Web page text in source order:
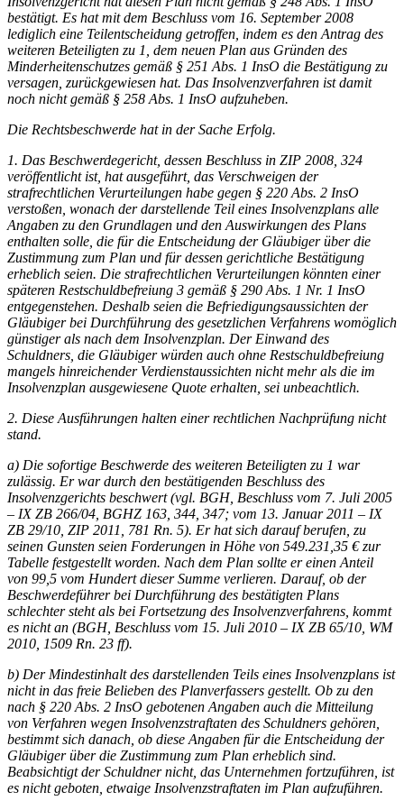
bestätigt. Es hat mit dem Beschluss vom 16. September 2008
lediglich eine Teilentscheidung getroffen, indem es den Antrag des
weiteren Beteiligten zu 1, dem neuen Plan aus Gründen des
Minderheitenschutzes gemäß § 251 Abs. 1 InsO die Bestätigung zu
versagen, zurückgewiesen hat. Das Insolvenzverfahren ist damit
noch nicht gemäß § 258 Abs. 1 InsO aufzuheben.
Die Rechtsbeschwerde hat in der Sache Erfolg.
1. Das Beschwerdegericht, dessen Beschluss in ZIP 2008, 324
veröffentlicht ist, hat ausgeführt, das Verschweigen der
strafrechtlichen Verurteilungen habe gegen § 220 Abs. 2 InsO
verstoßen, wonach der darstellende Teil eines Insolvenzplans alle
Angaben zu den Grundlagen und den Auswirkungen des Plans
enthalten solle, die für die Entscheidung der Gläubiger über die
Zustimmung zum Plan und für dessen gerichtliche Bestätigung
erheblich seien. Die strafrechtlichen Verurteilungen könnten einer
späteren Restschuldbefreiung 3 gemäß § 290 Abs. 1 Nr. 1 InsO
entgegenstehen. Deshalb seien die Befriedigungsaussichten der
Gläubiger bei Durchführung des gesetzlichen Verfahrens womöglich
günstiger als nach dem Insolvenzplan. Der Einwand des
Schuldners, die Gläubiger würden auch ohne Restschuldbefreiung
mangels hinreichender Verdienstaussichten nicht mehr als die im
Insolvenzplan ausgewiesene Quote erhalten, sei unbeachtlich.
2. Diese Ausführungen halten einer rechtlichen Nachprüfung nicht
stand.
a) Die sofortige Beschwerde des weiteren Beteiligten zu 1 war
zulässig. Er war durch den bestätigenden Beschluss des
Insolvenzgerichts beschwert (vgl. BGH, Beschluss vom 7. Juli 2005
– IX ZB 266/04, BGHZ 163, 344, 347; vom 13. Januar 2011 – IX
ZB 29/10, ZIP 2011, 781 Rn. 5). Er hat sich darauf berufen, zu
seinen Gunsten seien Forderungen in Höhe von 549.231,35 € zur
Tabelle festgestellt worden. Nach dem Plan sollte er einen Anteil
von 99,5 vom Hundert dieser Summe verlieren. Darauf, ob der
Beschwerdeführer bei Durchführung des bestätigten Plans
schlechter steht als bei Fortsetzung des Insolvenzverfahrens, kommt
es nicht an (BGH, Beschluss vom 15. Juli 2010 – IX ZB 65/10, WM
2010, 1509 Rn. 23 ff).
b) Der Mindestinhalt des darstellenden Teils eines Insolvenzplans ist
nicht in das freie Belieben des Planverfassers gestellt. Ob zu den
nach § 220 Abs. 2 InsO gebotenen Angaben auch die Mitteilung
von Verfahren wegen Insolvenzstraftaten des Schuldners gehören,
bestimmt sich danach, ob diese Angaben für die Entscheidung der
Gläubiger über die Zustimmung zum Plan erheblich sind.
Beabsichtigt der Schuldner nicht, das Unternehmen fortzuführen, ist
es nicht geboten, etwaige Insolvenzstraftaten im Plan aufzuführen.